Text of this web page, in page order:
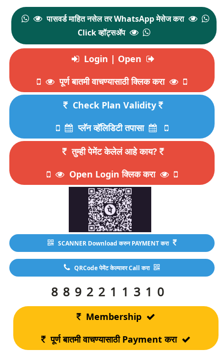
पासवर्ड माहित नसेल तर WhatsApp मेसेज करा
Click व्हॉट्सॲप
Login | Open
पूर्ण बातमी वाचण्यासाठी क्लिक करा
Check Plan Validity
प्लॅन व्हॅलिडिटी तपासा
तुम्ही पेमेंट केलेलं आहे काय?
Open Login क्लिक करा
SCANNER Download करुन PAYMENT करा
QRCode पेमेंट केल्यावर Call करा
8892211310
Membership
पूर्ण बातमी वाचण्यासाठी Payment करा